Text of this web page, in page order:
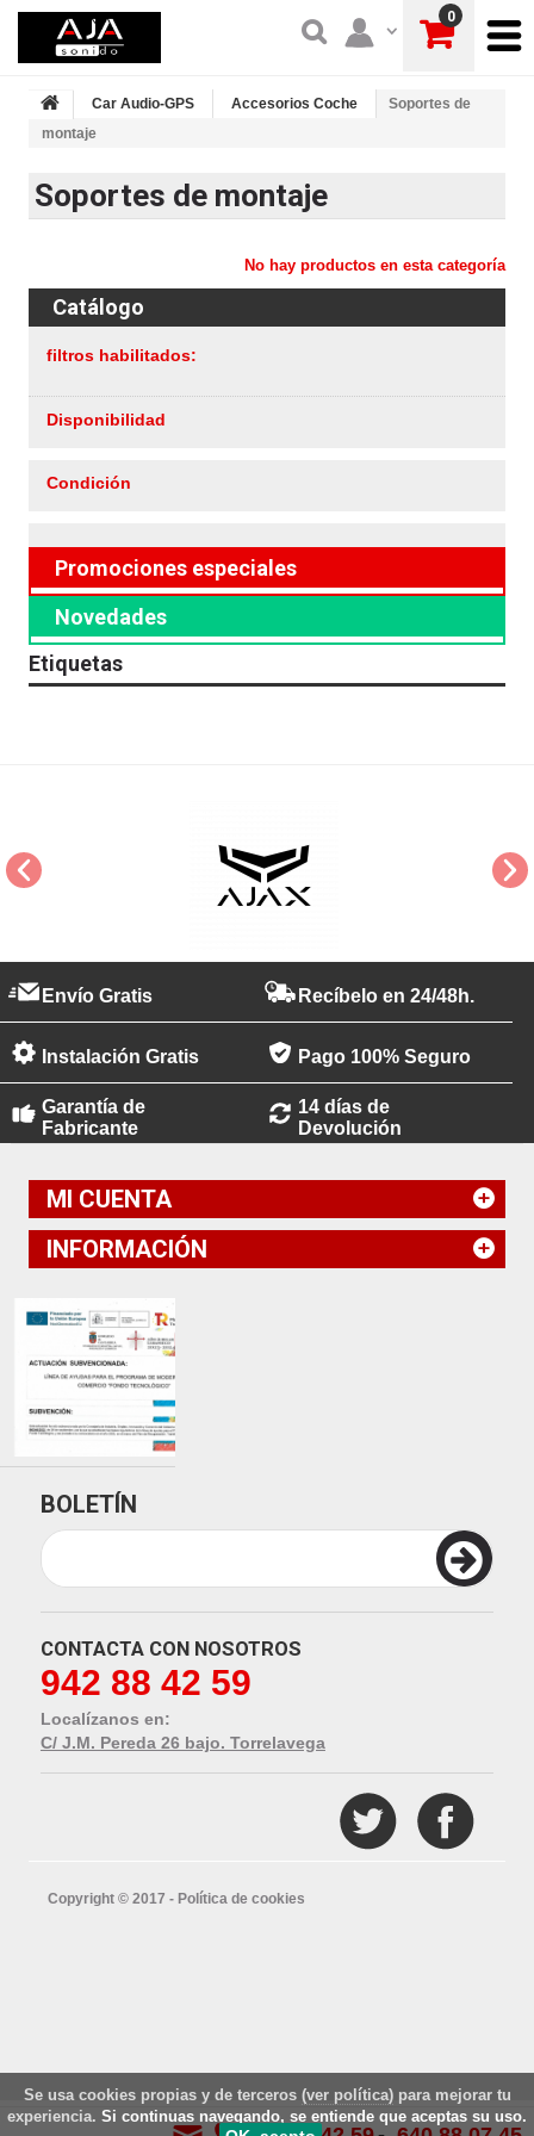
Se usa cookies propias y de terceros (ver política)para mejorar tu
experiencia. Si continuas navegando, se entiende que aceptas su uso.
0
Car Audio-GPS Accesorios Coche
Soportes de
montaje
Soportes de montaje
No hay productos en esta categoría
Catálogo
filtros habilitados:
Disponibilidad
Condición
Promociones especiales
Novedades
Etiquetas
Envío Gratis Recíbelo en 24/48h.
Instalación Gratis Pago 100% Seguro
Garantía de
Fabricante
14 días de
Devolución
MI CUENTA
INFORMACIÓN
BOLETÍN
CONTACTA CON NOSOTROS
942 88 42 59
Localízanos en:
C/ J.M. Pereda 26 bajo. Torrelavega
Copyright © 2017 - Política de cookies